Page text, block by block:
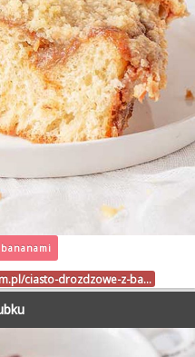
ciasto-drozdzowe-z-ba…